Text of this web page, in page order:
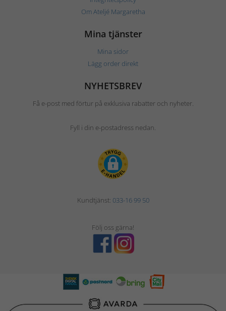
Om Ateljé Margaretha
Mina tjänster
Mina sidor
Lägg order direkt
NYHETSBREV
Få e-post med förtur på exklusiva rabatter och nyheter.
Fyll i din e-postadress nedan.
Kundtjänst: 033-16 99 50
Följ oss gärna!